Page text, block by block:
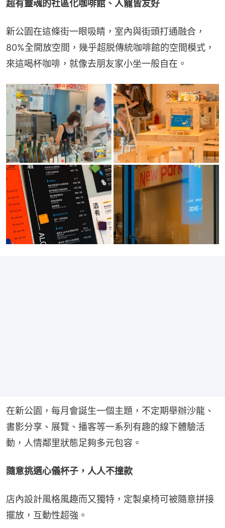
超有靈魂的社區化咖啡館、人寵皆友好
新公園在這條街一眼吸睛，室內與街頭打通融合，
80%全開放空間，幾乎超脱傳統咖啡館的空間模式，
來這喝杯咖啡，就像去朋友家小坐一般自在。
在新公園，每月會誕生一個主題，不定期舉辦沙龍、
書影分享、展覽、播客等一系列有趣的線下體驗活
動，人情鄰里狀態足夠多元包容。
隨意挑選心儀杯子，人人不撞款
店內設計風格風趣而又獨特，定製桌椅可被隨意拼接
擺放，互動性超強。